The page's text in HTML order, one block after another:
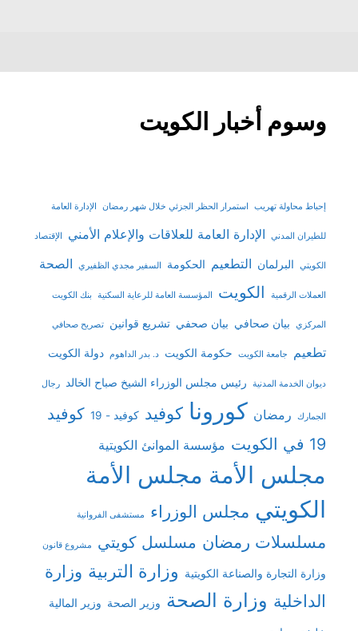
وسوم أخبار الكويت
إحباط محاولة تهريب استمرار الحظر الجزئي خلال شهر رمضان الإدارة العامة
للطيران المدني الإدارة العامة للعلاقات والإعلام الأمني الإقتصاد
الكويتي البرلمان التطعيم الحكومة السفير مجدي الظفيري الصحة
العملات الرقمية الكويت المؤسسة العامة للرعاية السكنية بنك الكويت
المركزي بيان صحافي بيان صحفي تشريع قوانين تصريح صحافي
تطعيم جامعة الكويت حكومة الكويت د. بدر الداهوم دولة الكويت
ديوان الخدمة المدنية رئيس مجلس الوزراء الشيخ صباح الخالد رجال
الجمارك رمضان كورونا كوفيد كوفيد - 19
كوفيد
19 في الكويت
مؤسسة الموانئ الكويتية
مجلس الأمة مجلس الأمة
الكويتي مجلس الوزراء مستشفى الفروانية
مسلسلات رمضان مسلسل كويتي مشروع قانون
وزارة التجارة والصناعة الكويتية وزارة التربية وزارة
الداخلية وزارة الصحة وزير الصحة وزير المالية